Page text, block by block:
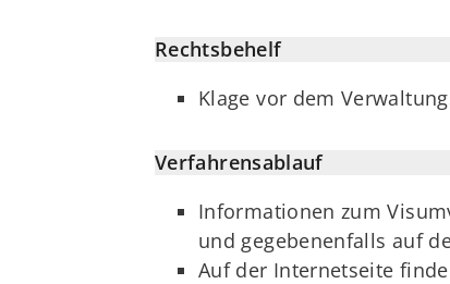
Rechtsbehelf
Klage vor dem
Verfahrensablauf
Informationen zum
und gegebenenfalls auf
Auf der Internetseite